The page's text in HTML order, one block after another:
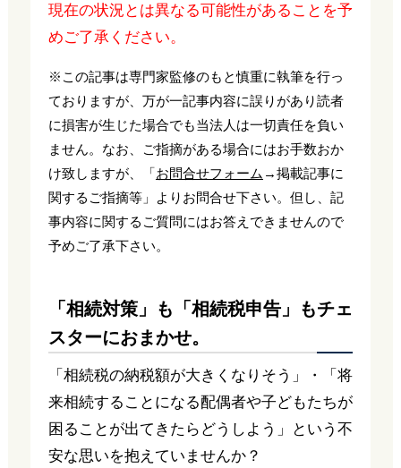
現在の状況とは異なる可能性があることを予
めご了承ください。
※この記事は専門家監修のもと慎重に執筆を行っ
ておりますが、万が一記事内容に誤りがあり読者
に損害が生じた場合でも当法人は一切責任を負い
ません。なお、ご指摘がある場合にはお手数おか
け致しますが、「お問合せフォーム →掲載記事に
関するご指摘等」よりお問合せ下さい。但し、記
事内容に関するご質問にはお答えできませんので
予めご了承下さい。
「相続対策」も「相続税申告」もチェ
スターにおまかせ。
「相続税の納税額が大きくなりそう」・「将
来相続することになる配偶者や子どもたちが
困ることが出てきたらどうしよう」という不
安な思いを抱えていませんか？